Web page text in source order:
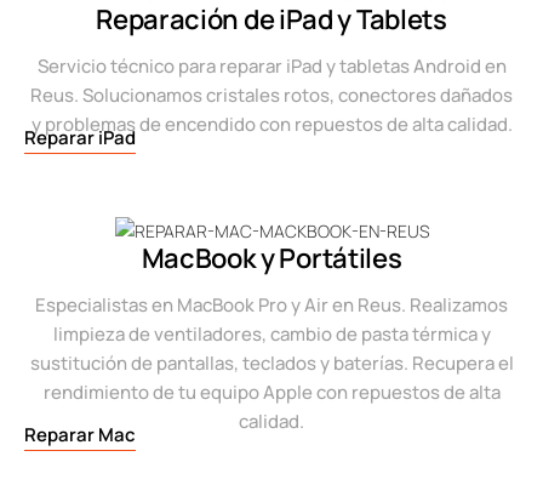
Reparación de iPad y Tablets
Servicio técnico para reparar iPad y tabletas Android en
Reus. Solucionamos cristales rotos, conectores dañados
y problemas de encendido con repuestos de alta calidad.
Reparar iPad
MacBook y Portátiles
Especialistas en MacBook Pro y Air en Reus. Realizamos
limpieza de ventiladores, cambio de pasta térmica y
sustitución de pantallas, teclados y baterías. Recupera el
rendimiento de tu equipo Apple con repuestos de alta
calidad.
Reparar Mac